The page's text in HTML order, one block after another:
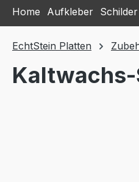
Home Aufkleber Schilder
EchtStein Platten